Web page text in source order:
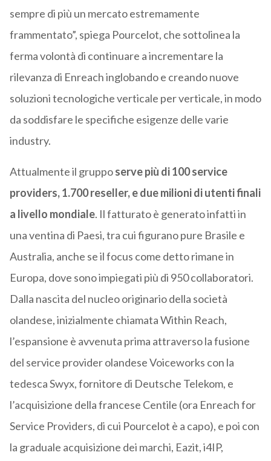
sempre di più un mercato estremamente
frammentato”, spiega Pourcelot, che sottolinea la
ferma volontà di continuare a incrementare la
rilevanza di Enreach inglobando e creando nuove
soluzioni tecnologiche verticale per verticale, in modo
da soddisfare le specifiche esigenze delle varie
industry.
Attualmente il grupposerve più di 100 service
providers, 1.700 reseller, e due milioni di utenti finali
a livello mondiale. Il fatturato è generato infatti in
una ventina di Paesi, tra cui figurano pure Brasile e
Australia, anche se il focus come detto rimane in
Europa, dove sono impiegati più di 950 collaboratori.
Dalla nascita del nucleo originario della società
olandese, inizialmente chiamata Within Reach,
l’espansione è avvenuta prima attraverso la fusione
del service provider olandese Voiceworks con la
tedesca Swyx, fornitore di Deutsche Telekom, e
l’acquisizione della francese Centile (ora Enreach for
Service Providers, di cui Pourcelot è a capo), e poi con
la graduale acquisizione dei marchi, Eazit, i4IP,